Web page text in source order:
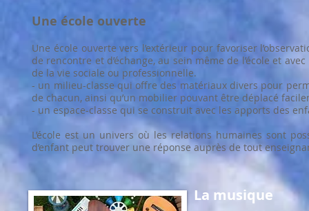
Une école ouverte
Une école ouverte vers l’extérieur pour favoriser
de rencontre et d’échange, au sein même de l’école et
de la vie sociale ou professionnelle.
- un milieu-classe qui offre des matériaux divers pour
de chacun, ainsi qu’un mobilier pouvant être déplacé
- un espace-classe qui se construit avec les apports des
L’école est un univers où les relations humaines sont
d’enfant peut trouver une réponse auprès de tout
La musique